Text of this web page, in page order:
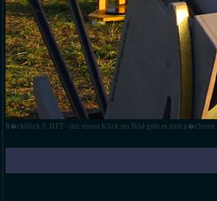
R�ckblick 9. HTT - mit einem Klick ins Bild geht es zum n�chsten.